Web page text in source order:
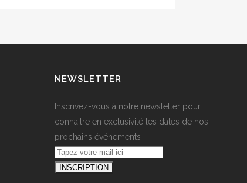
NEWSLETTER
Inscrivez-vous à notre newsletter pour
connaitre en exclusivité les dates de nos
prochains événements